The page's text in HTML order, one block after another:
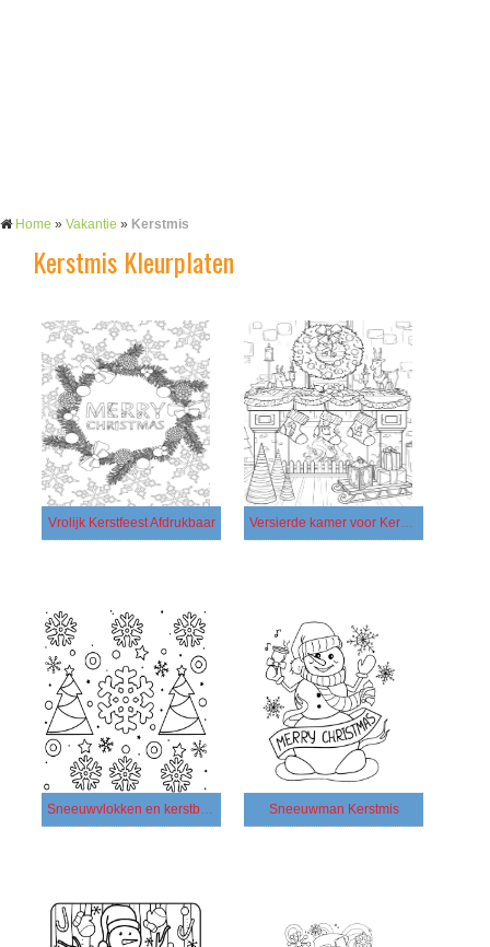
Home » Vakantie » Kerstmis
Kerstmis Kleurplaten
Vrolijk Kerstfeest Afdrukbaar Versierde kamer voor Kerstmis
Sneeuwvlokken en kerstbomen Sneeuwman Kerstmis